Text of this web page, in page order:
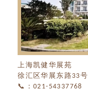
上海凯健华展苑
徐汇区华展东路33号
📞：021-54337768